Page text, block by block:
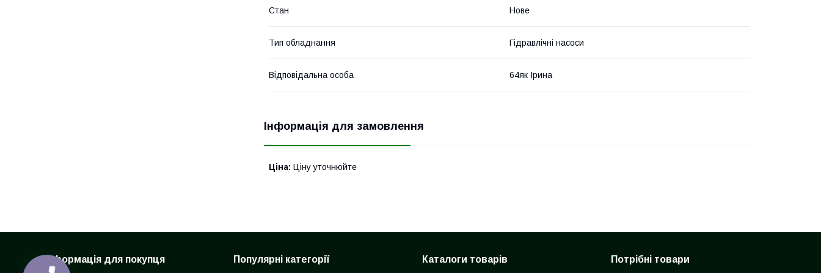
Стан Нове
Тип обладнання Гідравлічні насоси
Відповідальна особа 64як Ірина
Інформація для замовлення
Ціна: Ціну уточнюйте
Інформація для покупця Популярні категорії Каталоги товарів Потрібні товари